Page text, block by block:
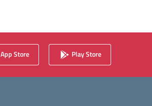
App Store Play Store